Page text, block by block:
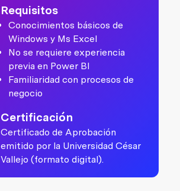
Requisitos
Conocimientos básicos de
Windows y Ms Excel
No se requiere experiencia
previa en Power BI
Familiaridad con procesos de
negocio
Certificación
Certificado de Aprobación
emitido por la Universidad César
Vallejo (formato digital).